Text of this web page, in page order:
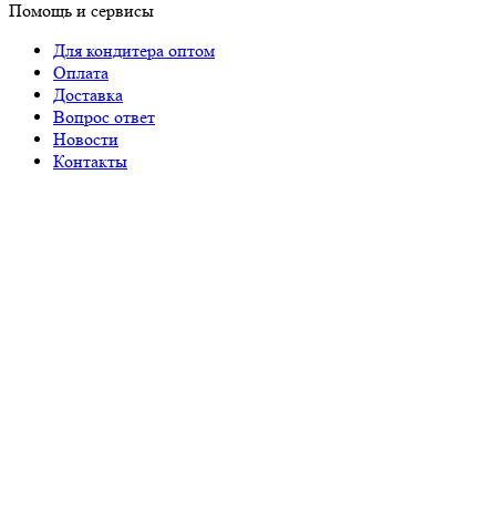
Помощь и сервисы
Для кондитера оптом
Оплата
Доставка
Вопрос ответ
Новости
Контакты